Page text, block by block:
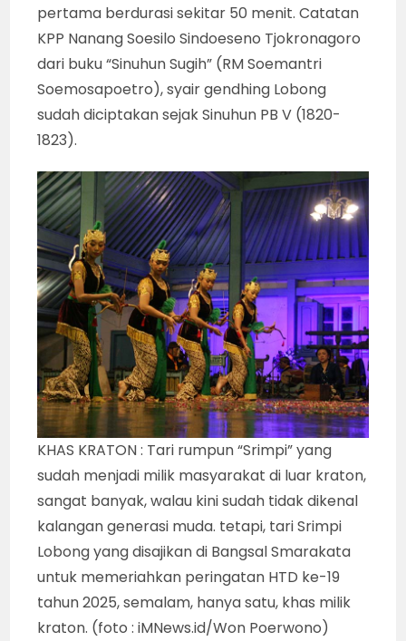
pertama berdurasi sekitar 50 menit. Catatan
KPP Nanang Soesilo Sindoeseno Tjokronagoro
dari buku “Sinuhun Sugih” (RM Soemantri
Soemosapoetro), syair gendhing Lobong
sudah diciptakan sejak Sinuhun PB V (1820-
1823).
KHAS KRATON : Tari rumpun “Srimpi” yang
sudah menjadi milik masyarakat di luar kraton,
sangat banyak, walau kini sudah tidak dikenal
kalangan generasi muda. tetapi, tari Srimpi
Lobong yang disajikan di Bangsal Smarakata
untuk memeriahkan peringatan HTD ke-19
tahun 2025, semalam, hanya satu, khas milik
kraton. (foto : iMNews.id/Won Poerwono)